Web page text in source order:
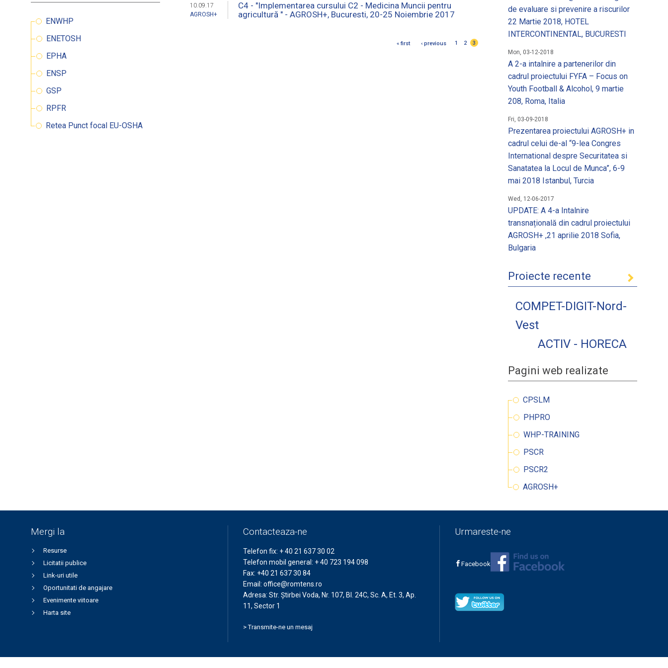
Clienti si FinantatoriOcuparea Fortei de Munca Caut un loc de munca
10.09.17
AGROSH+
C4 - "Implementarea cursului C2 - Medicina Muncii pentru
agricultură " - AGROSH+, Bucuresti, 20-25 Noiembrie 2017
« first ‹ previous 1 2 3
ENWHP
ENETOSH
EPHA
ENSP
GSP
RPFR
Retea Punct focal EU-OSHA
de evaluare si prevenire a riscurilor
22 Martie 2018, HOTEL
INTERCONTINENTAL, BUCURESTI
Mon, 03-12-2018
A 2-a intalnire a partenerilor din
cadrul proiectului FYFA – Focus on
Youth Football & Alcohol, 9 martie
208, Roma, Italia
Fri, 03-09-2018
Prezentarea proiectului AGROSH+ in
cadrul celui de-al “9-lea Congres
International despre Securitatea si
Sanatatea la Locul de Munca”, 6-9
mai 2018 Istanbul, Turcia
Wed, 12-06-2017
UPDATE: A 4-a Intalnire
transnațională din cadrul proiectului
AGROSH+ ,21 aprilie 2018 Sofia,
Bulgaria
Proiecte recente
COMPET-DIGIT-Nord-
Vest
ACTIV - HORECA
Pagini web realizate
CPSLM
PHPRO
WHP-TRAINING
PSCR
PSCR2
AGROSH+
Mergi la
Resurse
Licitatii publice
Link-uri utile
Oportunitati de angajare
Evenimente viitoare
Harta site
Contacteaza-ne
Telefon fix: + 40 21 637 30 02
Telefon mobil general: + 40 723 194 098
Fax: +40 21 637 30 84
Email: office@romtens.ro
Adresa: Str. Ştirbei Voda, Nr. 107, Bl. 24C, Sc. A, Et. 3, Ap.
11, Sector 1
> Transmite-ne un mesaj
Urmareste-ne
Facebook